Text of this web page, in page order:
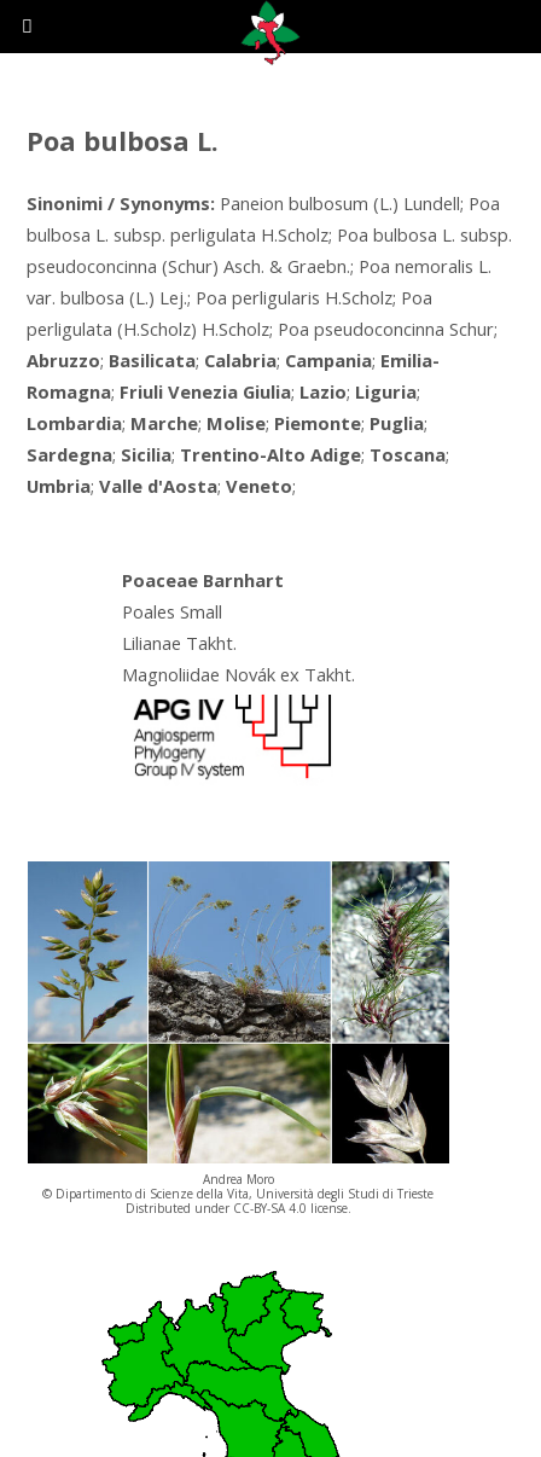
Poa bulbosa L.
Sinonimi / Synonyms: Paneion bulbosum (L.) Lundell; Poa
bulbosa L. subsp. perligulata H.Scholz; Poa bulbosa L. subsp.
pseudoconcinna (Schur) Asch. & Graebn.; Poa nemoralis L.
var. bulbosa (L.) Lej.; Poa perligularis H.Scholz; Poa
perligulata (H.Scholz) H.Scholz; Poa pseudoconcinna Schur;
Abruzzo; Basilicata; Calabria; Campania; Emilia-
Romagna; Friuli Venezia Giulia; Lazio; Liguria;
Lombardia; Marche; Molise; Piemonte; Puglia;
Sardegna; Sicilia; Trentino-Alto Adige; Toscana;
Umbria;Valle d'Aosta;Veneto;
Poaceae Barnhart
Poales Small
Lilianae Takht.
Magnoliidae Novák ex Takht.
Andrea Moro
© Dipartimento di Scienze della Vita, Università degli Studi di Trieste
Distributed under CC-BY-SA 4.0 license.